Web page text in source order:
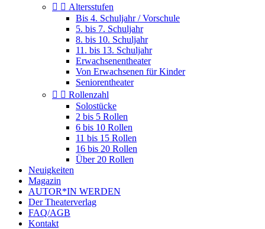
  Altersstufen
Bis 4. Schuljahr / Vorschule
5. bis 7. Schuljahr
8. bis 10. Schuljahr
11. bis 13. Schuljahr
Erwachsenentheater
Von Erwachsenen für Kinder
Seniorentheater
  Rollenzahl
Solostücke
2 bis 5 Rollen
6 bis 10 Rollen
11 bis 15 Rollen
16 bis 20 Rollen
Über 20 Rollen
Neuigkeiten
Magazin
AUTOR*IN WERDEN
Der Theaterverlag
FAQ/AGB
Kontakt